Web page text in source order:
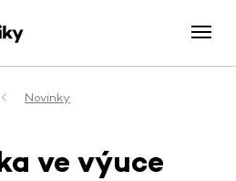
Novinky
ve výuce